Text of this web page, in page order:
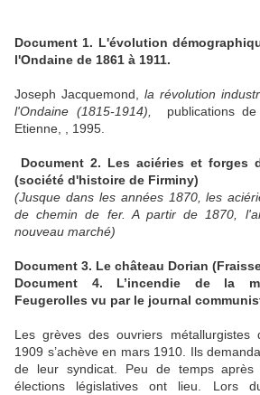
Document 1. L'évolution
l'Ondaine de 1861 à 1911.
Joseph Jacquemond, la révolution
l'Ondaine (1815-1914),
publications de
Etienne, , 1995.
Document 2. Les aciéries et forges
(société d'histoire de Firminy)
(Jusque dans les années 1870, les
de chemin de fer. A partir de 1870,
nouveau marché)
Document 3. Le château Dorian
Document 4. L’incendie de la
Feugerolles vu par le journal
Les grèves des ouvriers métallurgistes
1909 s’achève en mars 1910. Ils
de leur syndicat. Peu de temps
élections législatives ont lieu. Lors